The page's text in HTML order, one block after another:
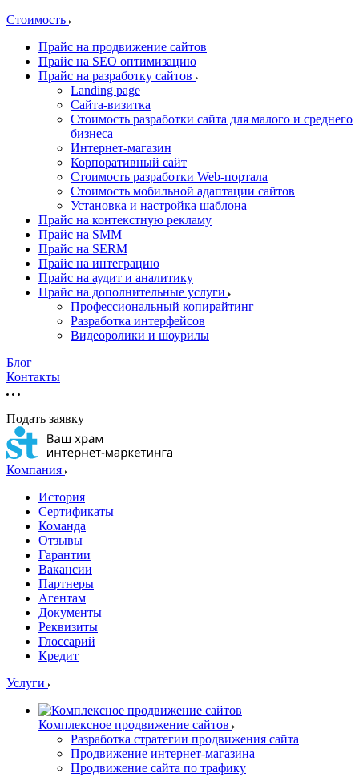
Стоимость
Прайс на продвижение сайтов
Прайс на SEO оптимизацию
Прайс на разработку сайтов
Landing page
Cайта-визитка
Стоимость разработки сайта для малого и среднего
бизнеса
Интернет-магазин
Корпоративный сайт
Стоимость разработки Web-портала
Стоимость мобильной адаптации сайтов
Установка и настройка шаблона
Прайс на контекстную рекламу
Прайс на SMM
Прайс на SERM
Прайс на интеграцию
Прайс на аудит и аналитику
Прайс на дополнительные услуги
Профессиональный копирайтинг
Разработка интерфейсов
Видеоролики и шоурилы
Блог
Контакты
Подать заявку
Компания
История
Сертификаты
Команда
Отзывы
Гарантии
Вакансии
Партнеры
Агентам
Документы
Реквизиты
Глоссарий
Кредит
Услуги
Комплексное продвижение сайтов
Разработка стратегии продвижения сайта
Продвижение интернет-магазина
Продвижение сайта по трафику